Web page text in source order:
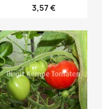
3,57 €